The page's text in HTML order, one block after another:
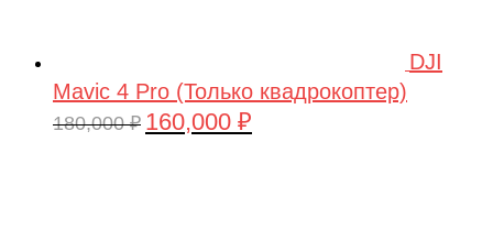
DJI
Mavic 4 Pro (Только квадрокоптер)
180,000₽ Первоначальная
160,000 ₽